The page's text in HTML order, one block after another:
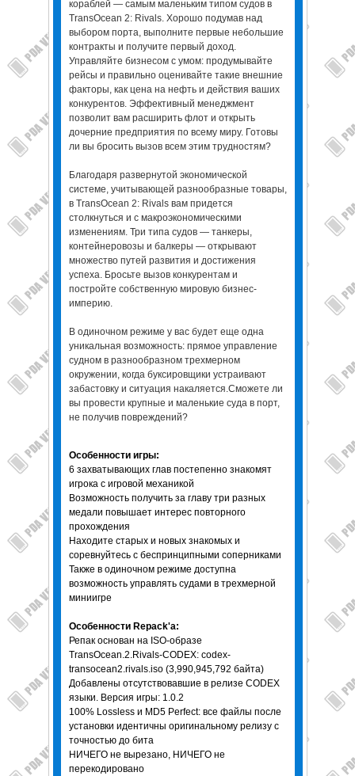
кораблей — самым маленьким типом судов в
TransOcean 2: Rivals. Хорошо подумав над
выбором порта, выполните первые небольшие
контракты и получите первый доход.
Управляйте бизнесом с умом: продумывайте
рейсы и правильно оценивайте такие внешние
факторы, как цена на нефть и действия ваших
конкурентов. Эффективный менеджмент
позволит вам расширить флот и открыть
дочерние предприятия по всему миру. Готовы
ли вы бросить вызов всем этим трудностям?
Благодаря развернутой экономической
системе, учитывающей разнообразные товары,
в TransOcean 2: Rivals вам придется
столкнуться и с макроэкономическими
изменениям. Три типа судов — танкеры,
контейнеровозы и балкеры — открывают
множество путей развития и достижения
успеха. Бросьте вызов конкурентам и
постройте собственную мировую бизнес-
империю.
В одиночном режиме у вас будет еще одна
уникальная возможность: прямое управление
судном в разнообразном трехмерном
окружении, когда буксировщики устраивают
забастовку и ситуация накаляется.Сможете ли
вы провести крупные и маленькие суда в порт,
не получив повреждений?
Особенности игры:
6 захватывающих глав постепенно знакомят
игрока с игровой механикой
Возможность получить за главу три разных
медали повышает интерес повторного
прохождения
Находите старых и новых знакомых и
соревнуйтесь с беспринципными соперниками
Также в одиночном режиме доступна
возможность управлять судами в трехмерной
миниигре
Особенности Repack'a:
Репак основан на ISO-образе
TransOcean.2.Rivals-CODEX: codex-
transocean2.rivals.iso (3,990,945,792 байта)
Добавлены отсутствовавшие в релизе CODEX
языки. Версия игры: 1.0.2
100% Lossless и MD5 Perfect: все файлы после
установки идентичны оригинальному релизу с
точностью до бита
НИЧЕГО не вырезано, НИЧЕГО не
перекодировано